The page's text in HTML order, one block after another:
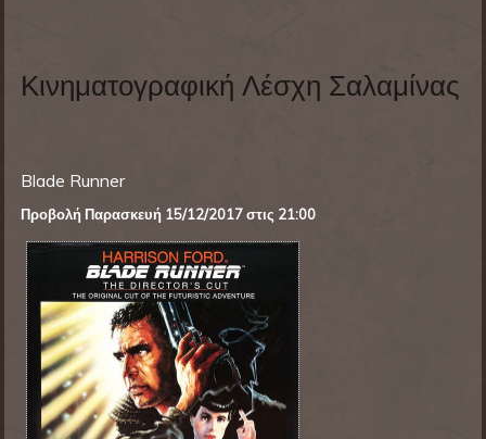
Κινηματογραφική Λέσχη Σαλαμίνας
Blade Runner
Προβολή Παρασκευή 15/12/2017στις 21:00